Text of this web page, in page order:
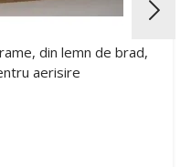
din lemn de brad,
aerisire